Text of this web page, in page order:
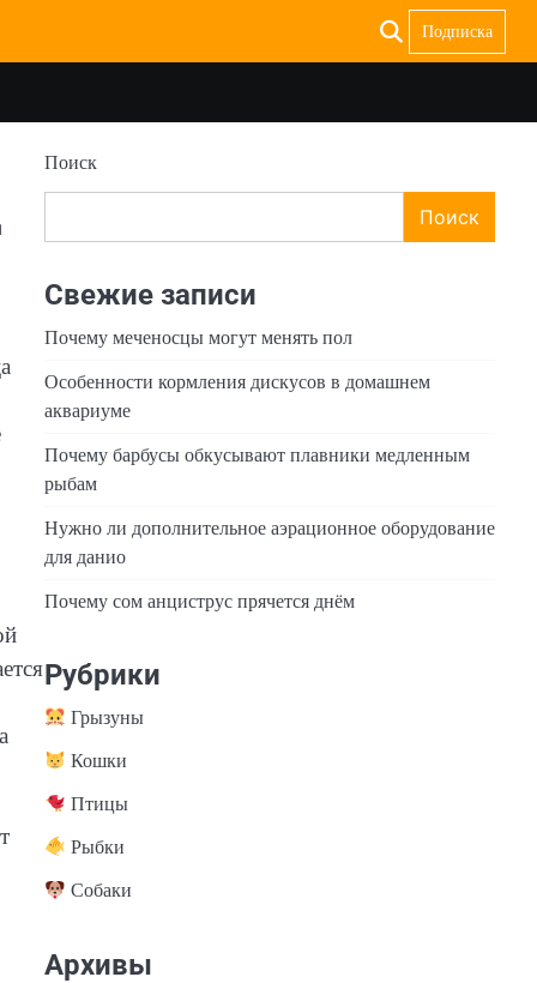
Подписка
Поиск
Поиск
Свежие записи
Почему меченосцы могут менять пол
Особенности кормления дискусов в домашнем
аквариуме
Почему барбусы обкусывают плавники медленным
рыбам
Нужно ли дополнительное аэрационное оборудование
для данио
Почему сом анциструс прячется днём
Рубрики
Грызуны
Кошки
Птицы
Рыбки
Собаки
Архивы